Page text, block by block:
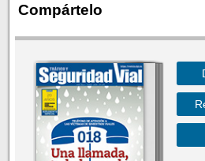
Compártelo